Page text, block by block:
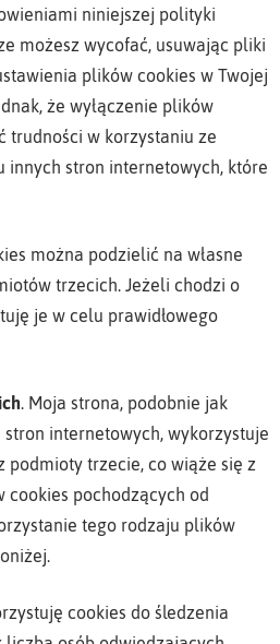
niniejszej polityki
możesz wycofać, usuwając pliki
plików cookies w Twojej
że wyłączenie plików
trudności w korzystaniu ze
innych stron internetowych, które
można podzielić na własne
trzecich. Jeżeli chodzi o
je w celu prawidłowego
. Moja strona, podobnie jak
stron internetowych, wykorzystuje
podmioty trzecie, co wiąże się z
pochodzących od
tego rodzaju plików
cookies do śledzenia